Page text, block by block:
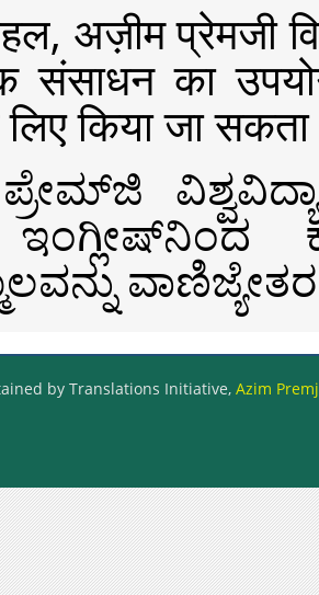
अज़ीम प्रेमजी
संसाधन का
लिए किया जा
ಇಂಗ್ಲೀಷ್‍ನಿಂದ
by Translations Initiative, Azim